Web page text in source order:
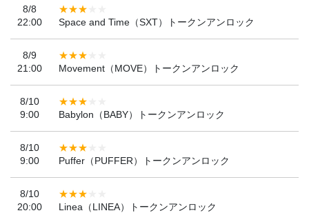
8/8
22:00
Space and Time（SXT）トークンアンロック
8/9
21:00
Movement（MOVE）トークンアンロック
8/10
9:00
Babylon（BABY）トークンアンロック
8/10
9:00
Puffer（PUFFER）トークンアンロック
8/10
20:00
Linea（LINEA）トークンアンロック